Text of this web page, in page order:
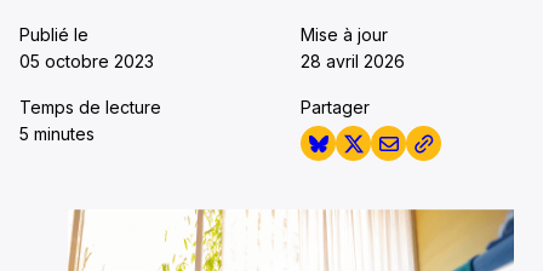
Publié le
05 octobre 2023
Mise à jour
28 avril 2026
Temps de lecture
5 minutes
Partager